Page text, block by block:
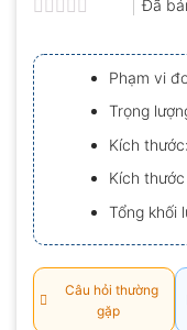
xếp
hạng
0.0
5
sao
Đã
Phạm vi
Trọng
Kích
Kích
Tổng khối
Câu hỏi thường
gặp